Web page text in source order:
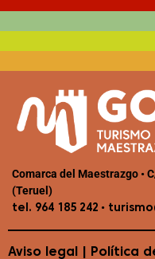
Comarca del Maestrazgo •
(Teruel)
tel. 964 185 242 •
Aviso legal Política